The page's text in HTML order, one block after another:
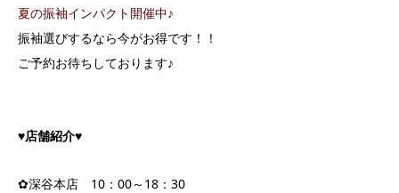
夏の振袖インパクト開催中♪
振袖選びするなら今がお得です！！
ご予約お待ちしております♪
♥店舗紹介♥
✿深谷本店 10：00～18：30